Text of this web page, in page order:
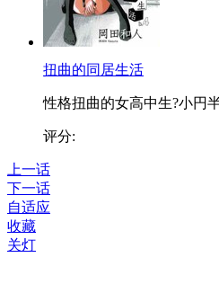
扭曲的同居生活
性格扭曲的女高中生?小円
评分:
上一话
下一话
自适应
收藏
关灯